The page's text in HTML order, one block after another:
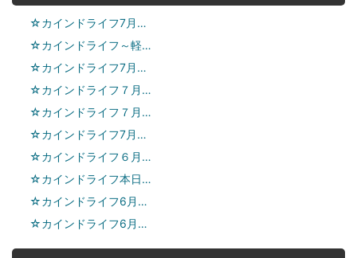
☆カインドライフ7月…
☆カインドライフ～軽…
☆カインドライフ7月…
☆カインドライフ７月…
☆カインドライフ７月…
☆カインドライフ7月…
☆カインドライフ６月…
☆カインドライフ本日…
☆カインドライフ6月…
☆カインドライフ6月…